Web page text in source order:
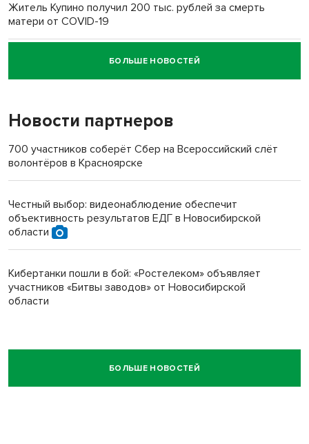
Житель Купино получил 200 тыс. рублей за смерть
матери от COVID-19
Новосибирский суд наказал водителя за смерть
пенсионерки на вокзале
БОЛЬШЕ НОВОСТЕЙ
Новости партнеров
700 участников соберёт Сбер на Всероссийский слёт
волонтёров в Красноярске
Честный выбор: видеонаблюдение обеспечит
объективность результатов ЕДГ в Новосибирской
области
Кибертанки пошли в бой: «Ростелеком» объявляет
участников «Битвы заводов» от Новосибирской
области
БОЛЬШЕ НОВОСТЕЙ